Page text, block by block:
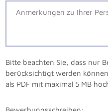
Bitte beachten Sie, dass nur
berücksichtigt werden
als PDF mit maximal 5 MB